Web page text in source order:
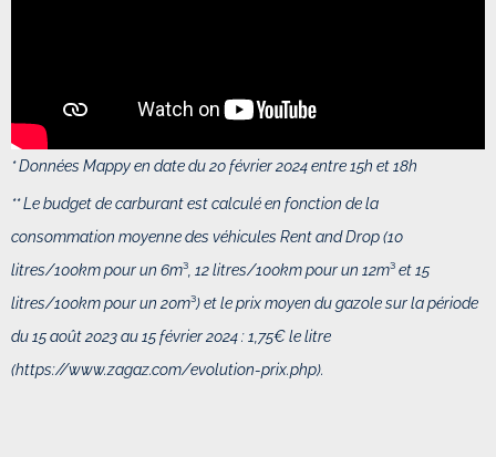
* Données Mappy en date du 20 février 2024 entre 15h et 18h
** Le budget de carburant est calculé en fonction dela
consommation moyenne des véhicules Rent and Drop (10
litres/100km pour un 6m³ , 12 litres/100km pour un 12m³et 15
litres/100km pour un 20m³) etle prix moyen du gazole sur la période
du 15 août 2023 au 15 février 2024 : 1,75€ le litre
(https://www.zagaz.com/evolution-prix.php).